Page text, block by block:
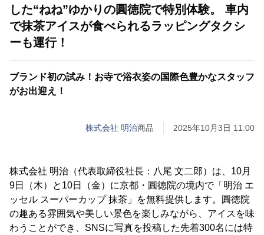
した“ねね”ゆかりの圓徳院で特別体験。 車内
で抹茶アイスが食べられるラッピングタクシ
ーも運行！
ブランド初の試み！お寺で浴衣姿の国際色豊かなスタッフ
がお出迎え！
株式会社 明治商品 2025年10月3日 11:00
株式会社 明治（代表取締役社長：八尾 文二郎）は、10月
9日（木）と10日（金）に京都・圓徳院の境内で「明治 エ
ッセル スーパーカップ 抹茶」を無料提供します。圓徳院
の趣ある雰囲気や美しい景色を楽しみながら、アイスを味
わうことができ、SNSに写真を投稿した先着300名には特